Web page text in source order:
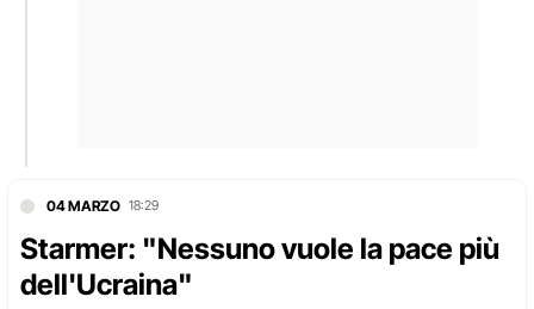
04 MARZO 18:29
Starmer: "Nessuno vuole la pace più
dell'Ucraina"